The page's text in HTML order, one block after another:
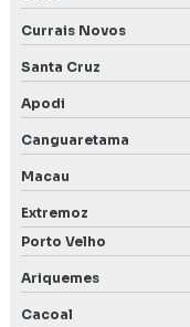
Currais Novos
Santa Cruz
Apodi
Canguaretama
Macau
Extremoz
Porto Velho
Ariquemes
Cacoal